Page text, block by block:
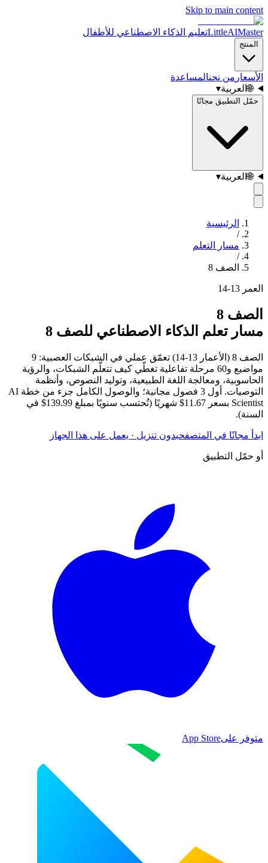
Skip to main content
LittleAIMasterتعليم الذكاء الاصطناعي للأطفال
المنتج
الأسعار من نحنالمساعدة
🌐العربية▾
حمّل التطبيق مجانًا
🌐العربية▾
الرئيسية
/
مسار التعلم
/
الصف 8
العمر 13-14
الصف 8
مسار تعلم الذكاء الاصطناعي للصف 8
الصف 8 (الأعمار 13-14) تعمّق عملي في الشبكات العصبية: 9
مواضيع و60 مرحلة تفاعلية تغطّي كيف تتعلّم الشبكات، والرؤية
الحاسوبية، ومعالجة اللغة الطبيعية، وتوليد النصوص، وأنظمة
التوصيات. أول 3 فصول مجانية؛ والوصول الكامل جزء من خطة AI
Scientist بسعر 11.67$ شهريًا (تُحتسب سنويًا بمبلغ 139.99$ في
السنة).
ابدأ مجانًا في المتصفحبدون تنزيل · يعمل على هذا الجهاز
أو حمّل التطبيق
متوفر علىApp Store